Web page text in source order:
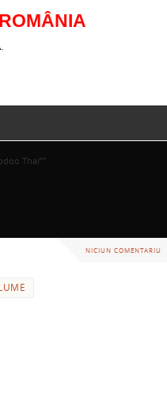
Thai”"
NICIUN COMENTARIU